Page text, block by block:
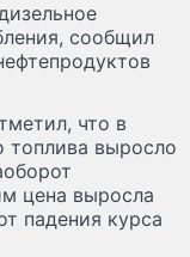
сообщил
что в
топлива выросло
цена выросла
падения курса